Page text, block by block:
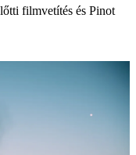
filmvetítés és Pinot